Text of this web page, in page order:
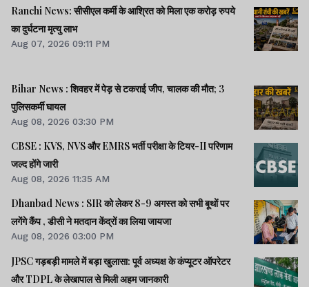
Ranchi News: सीसीएल कर्मी के आश्रित को मिला एक करोड़ रुपये
का दुर्घटना मृत्यु लाभ
Aug 07, 2026 09:11 PM
Bihar News : शिवहर में पेड़ से टकराई जीप, चालक की मौत; 3
पुलिसकर्मी घायल
Aug 08, 2026 03:30 PM
CBSE : KVS, NVS और EMRS भर्ती परीक्षा के टियर-II परिणाम
जल्द होंगे जारी
Aug 08, 2026 11:35 AM
Dhanbad News : SIR को लेकर 8-9 अगस्त को सभी बूथों पर
लगेंगे कैंप , डीसी ने मतदान केंद्रों का लिया जायजा
Aug 08, 2026 03:00 PM
JPSC गड़बड़ी मामले में बड़ा खुलासा: पूर्व अध्यक्ष के कंप्यूटर ऑपरेटर
और TDPL के लेखापाल से मिली अहम जानकारी